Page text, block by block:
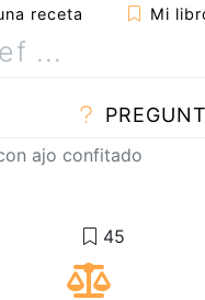
receta Mi
ajo confitado